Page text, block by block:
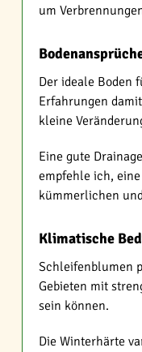
um
Der ideale Boden
Erfahrungen
kleine
Eine gute
empfehle ich,
kümmerlichen
Klimatische
Schleifenblumen
Gebieten mit
sein können.
Die Winterhärte